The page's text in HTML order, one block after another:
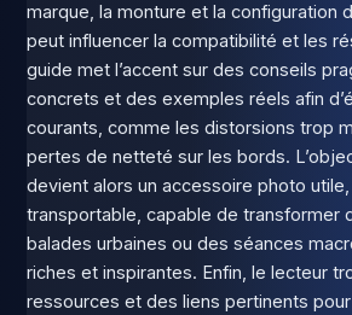
marque, la monture et la configuration
peut influencer la compatibilité et les
guide met l’accent sur des conseils
concrets et des exemples réels afin
courants, comme les distorsions trop
pertes de netteté sur les bords.
devient alors un accessoire photo
transportable, capable de transformer
balades urbaines ou des séances
riches et inspirantes. Enfin, le lecteur
ressources et des liens pertinents